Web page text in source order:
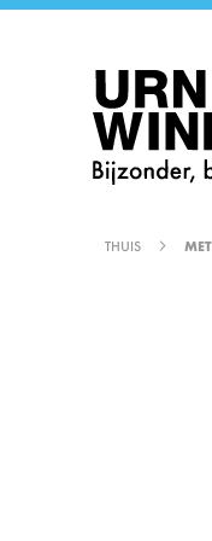
de
inhoud
THUIS